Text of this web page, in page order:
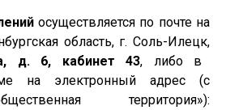
осуществляется по почте на
область, г. Соль-Илецк,
д. 6, кабинет 43, либо в
на электронный адрес (с
территория»):